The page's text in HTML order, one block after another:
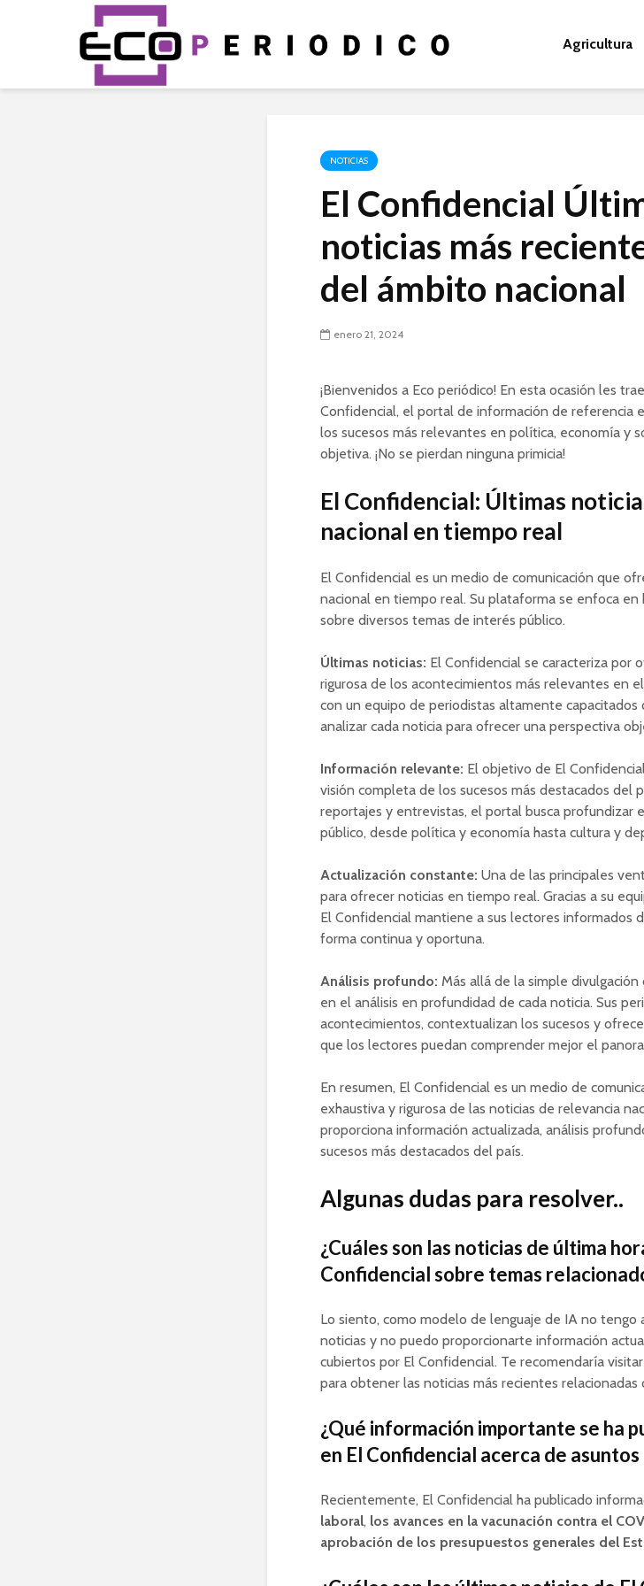
Agricultura
NOTICIAS
El Confidencial
noticias más
del ámbito nacional
enero 21, 2024
¡Bienvenidos a Eco periódico! En esta ocasión les
Confidencial, el portal de información de referencia
los sucesos más relevantes en política, economía y
objetiva. ¡No se pierdan ninguna primicia!
El Confidencial: Últimas
nacional en tiempo real
El Confidencial es un medio de comunicación que
nacional en tiempo real. Su plataforma se enfoca
sobre diversos temas de interés público.
Últimas noticias: El Confidencial se caracteriza por
rigurosa de los acontecimientos más relevantes en
con un equipo de periodistas altamente capacitados
analizar cada noticia para ofrecer una perspectiva
Información relevante: El objetivo de El
visión completa de los sucesos más destacados del
reportajes y entrevistas, el portal busca profundizar
público, desde política y economía hasta cultura y
Actualización constante: Una de las principales
para ofrecer noticias en tiempo real. Gracias a su
El Confidencial mantiene a sus lectores informados
forma continua y oportuna.
Análisis profundo: Más allá de la simple
en el análisis en profundidad de cada noticia. Sus
acontecimientos, contextualizan los sucesos y
que los lectores puedan comprender mejor el
En resumen, El Confidencial es un medio de
exhaustiva y rigurosa de las noticias de relevancia
proporciona información actualizada, análisis
sucesos más destacados del país.
Algunas dudas para resolver..
¿Cuáles son las noticias de última
Confidencial sobre temas
Lo siento, como modelo de lenguaje de IA no tengo
noticias y no puedo proporcionarte información
cubiertos por El Confidencial. Te recomendaría
para obtener las noticias más recientes relacionadas
¿Qué información importante se ha
en El Confidencial acerca de asuntos
Recientemente, El Confidencial ha publicado
laboral, los avances en la vacunación contra el
aprobación de los presupuestos generales del